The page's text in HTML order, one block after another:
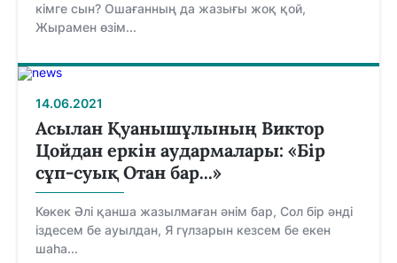
кімге сын? Ошағанның да жазығы жоқ қой,
Жырамен өзім...
14.06.2021
Асылан Қуанышұлының Виктор
Цойдан еркін аудармалары: «Бір
сұп-суық Отан бар...»
Көкек Әлі қанша жазылмаған әнім бар, Сол бір әнді
іздесем бе ауылдан, Я гүлзарын кезсем бе екен
шаһа...